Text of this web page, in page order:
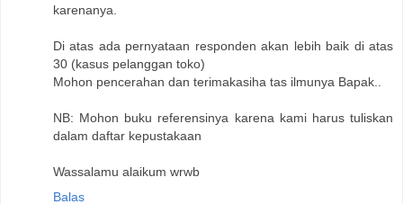
karenanya.
Di atas ada pernyataan responden akan lebih baik di atas
30 (kasus pelanggan toko)
Mohon pencerahan dan terimakasiha tas ilmunya Bapak..
NB: Mohon buku referensinya karena kami harus tuliskan
dalam daftar kepustakaan
Wassalamu alaikum wrwb
Balas